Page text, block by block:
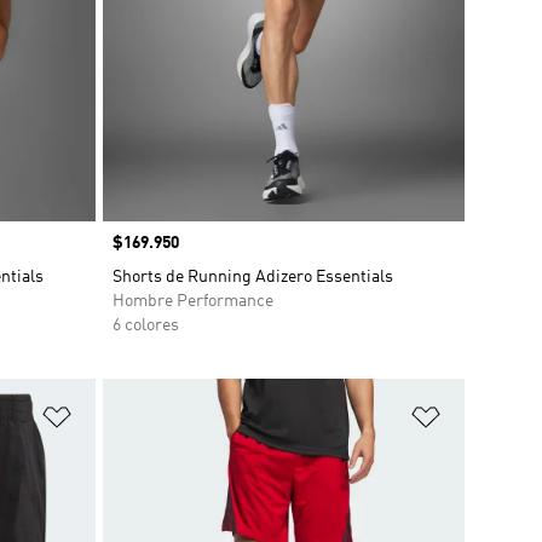
Precio
$169.950
Shorts de Running Adizero Essentials
Hombre Performance
6 colores
Añadir a la lista de deseos